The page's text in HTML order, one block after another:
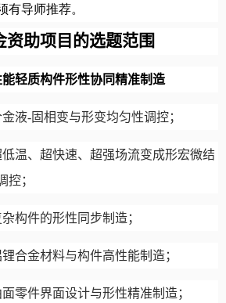
有导师推荐。
资助项目的选题范围
轻质构件形性协同精准制造
金液-固相变与形变均匀性调控；
温、超快速、超强场流变成形宏微结
控；
构件的形性同步制造；
合金材料与构件高性能制造；
零件界面设计与形性精准制造；